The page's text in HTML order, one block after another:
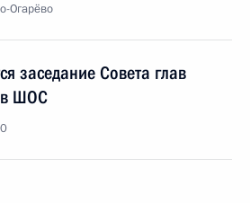
Огарёво
заседание Совета глав
ШОС